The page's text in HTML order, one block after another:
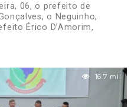
06, o prefeito de
o Neguinho,
Érico D’Amorim,
16.7 mil